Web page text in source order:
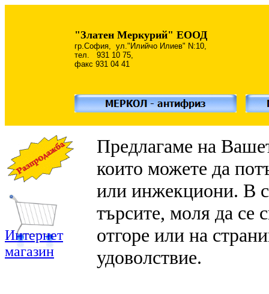
"Златен Меркурий" EООД
гр.София, ул."Илийчо Илиев" N:10,
тел. 931 10 75,
факс 931 04 41
Интернет
магазин
Предлагаме на
които можете да
или инжекциони. В
търсите, моля да се
отгоре или на
удоволствие.